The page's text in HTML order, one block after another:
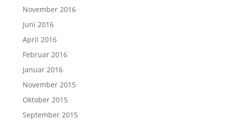
November 2016
Juni 2016
April 2016
Februar 2016
Januar 2016
November 2015
Oktober 2015
September 2015